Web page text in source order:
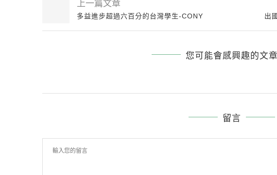
上一篇文章
多益進步超過六百分的台灣學生-CONY 出
您可能會感興趣的文章
留言